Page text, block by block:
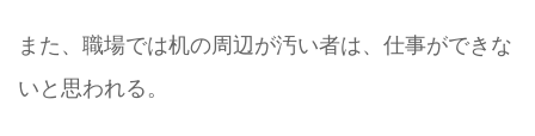
また、職場では机の周辺が汚い者は、仕事ができな
いと思われる。